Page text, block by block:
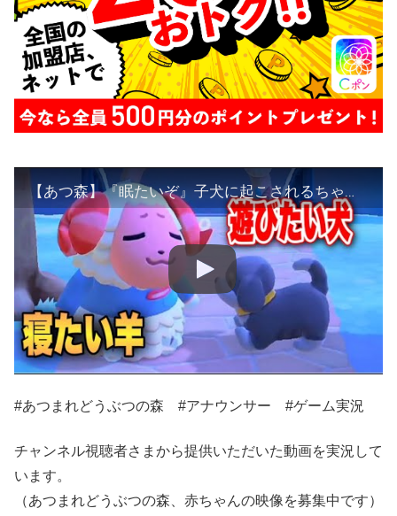
【あつ森】『眠たいぞ』子犬に起こされるちゃちゃまるを実況する【あつまれどうぶつの森】【アナウンサー】【たいきち】
#あつまれどうぶつの森 #アナウンサー #ゲーム実況
チャンネル視聴者さまから提供いただいた動画を実況して
います。
（あつまれどうぶつの森、赤ちゃんの映像を募集中です）